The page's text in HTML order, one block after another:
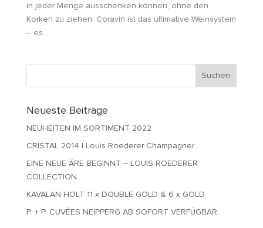
in jeder Menge ausschenken können, ohne den
Korken zu ziehen. Coravin ist das ultimative Weinsystem
– es...
Neueste Beiträge
NEUHEITEN IM SORTIMENT 2022
CRISTAL 2014 | Louis Roederer Champagner
EINE NEUE ÄRE BEGINNT – LOUIS ROEDERER
COLLECTION
KAVALAN HOLT 11 x DOUBLE GOLD & 6 x GOLD
P. + P. CUVÉES NEIPPERG AB SOFORT VERFÜGBAR